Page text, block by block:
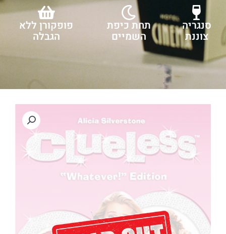
סנגריה
צוננת
תחת כיפת
השמיים
פופקורן ללא
הגבלה